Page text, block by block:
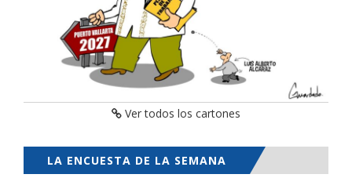
Ver todos los cartones
LA ENCUESTA DE LA SEMANA